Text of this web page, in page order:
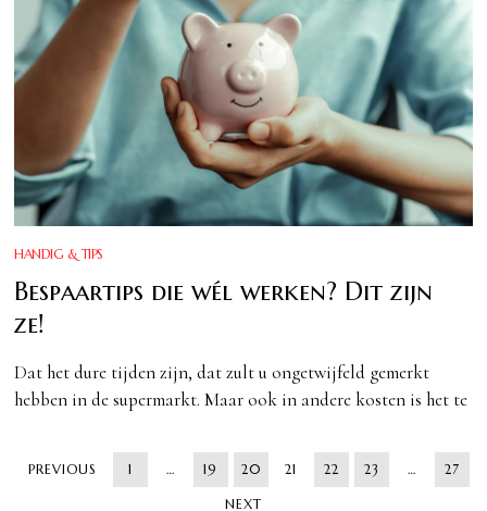
HANDIG & TIPS
Bespaartips die wél werken? Dit zijn
ze!
Dat het dure tijden zijn, dat zult u ongetwijfeld gemerkt
hebben in de supermarkt. Maar ook in andere kosten is het te
PREVIOUS 1 … 19 20 21 22 23 … 27
NEXT